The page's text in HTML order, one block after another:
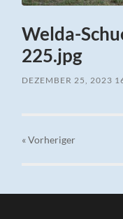
Welda-
225.jpg
DEZEMBER 25, 2023
« Vorheriger